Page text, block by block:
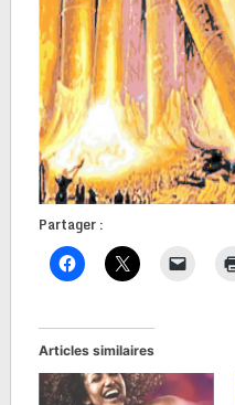
Partager :
Articles similaires